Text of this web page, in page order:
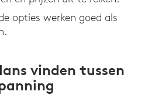
opties werken goed als
vinden tussen